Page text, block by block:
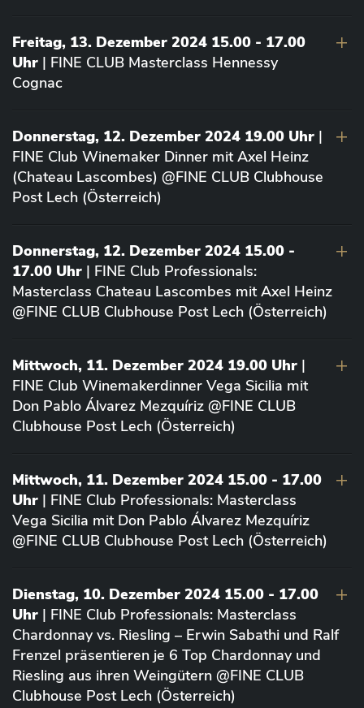
Freitag, 13. Dezember 2024 15.00 - 17.00
Uhr | FINE CLUB Masterclass Hennessy
Cognac
Donnerstag, 12. Dezember 2024 19.00 Uhr |
FINE Club Winemaker Dinner mit Axel Heinz
(Chateau Lascombes) @FINE CLUB Clubhouse
Post Lech (Österreich)
Donnerstag, 12. Dezember 2024 15.00 -
17.00 Uhr | FINE Club Professionals:
Masterclass Chateau Lascombes mit Axel Heinz
@FINE CLUB Clubhouse Post Lech (Österreich)
Mittwoch, 11. Dezember 2024 19.00 Uhr |
FINE Club Winemakerdinner Vega Sicilia mit
Don Pablo Álvarez Mezquíriz @FINE CLUB
Clubhouse Post Lech (Österreich)
Mittwoch, 11. Dezember 2024 15.00 - 17.00
Uhr | FINE Club Professionals: Masterclass
Vega Sicilia mit Don Pablo Álvarez Mezquíriz
@FINE CLUB Clubhouse Post Lech (Österreich)
Dienstag, 10. Dezember 2024 15.00 - 17.00
Uhr | FINE Club Professionals: Masterclass
Chardonnay vs. Riesling – Erwin Sabathi und Ralf
Frenzel präsentieren je 6 Top Chardonnay und
Riesling aus ihren Weingütern @FINE CLUB
Clubhouse Post Lech (Österreich)